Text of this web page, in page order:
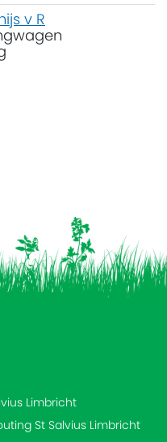
v R
Limbricht
St Salvius Limbricht